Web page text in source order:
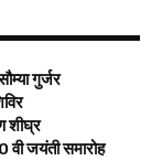
गुर्जर
शीघ्र
जयंती समारोह